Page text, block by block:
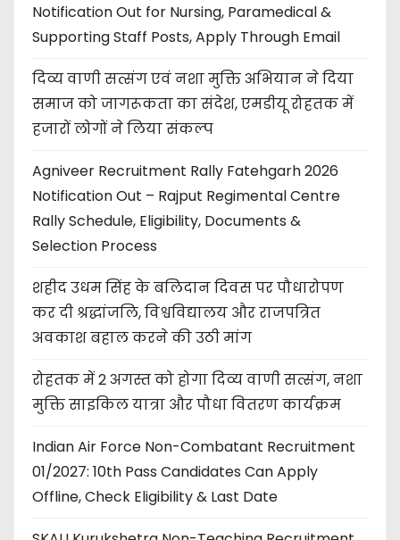
Notification Out for Nursing, Paramedical &
Supporting Staff Posts, Apply Through Email
दिव्य वाणी सत्संग एवं नशा मुक्ति अभियान ने दिया
समाज को जागरूकता का संदेश, एमडीयू रोहतक में
हजारों लोगों ने लिया संकल्प
Agniveer Recruitment Rally Fatehgarh 2026
Notification Out – Rajput Regimental Centre
Rally Schedule, Eligibility, Documents &
Selection Process
शहीद उधम सिंह के बलिदान दिवस पर पौधारोपण
कर दी श्रद्धांजलि, विश्वविद्यालय और राजपत्रित
अवकाश बहाल करने की उठी मांग
रोहतक में 2 अगस्त को होगा दिव्य वाणी सत्संग, नशा
मुक्ति साइकिल यात्रा और पौधा वितरण कार्यक्रम
Indian Air Force Non-Combatant Recruitment
01/2027: 10th Pass Candidates Can Apply
Offline, Check Eligibility & Last Date